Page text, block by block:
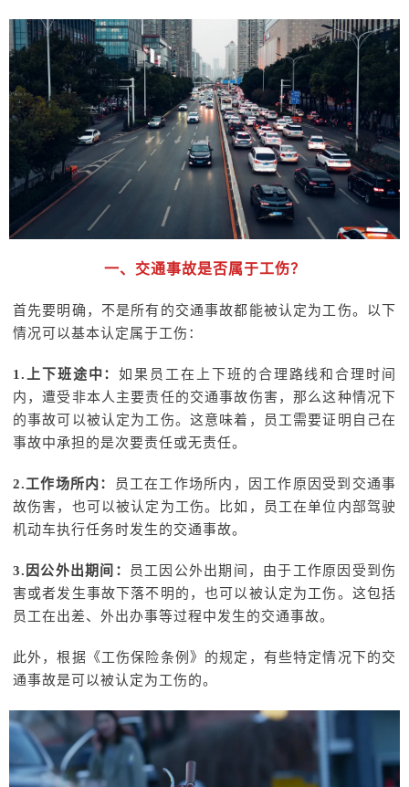
一、交通事故是否属于工伤？
首先要明确，不是所有的交通事故都能被认定为工伤。以下
情况可以基本认定属于工伤：
1.上下班途中：如果员工在上下班的合理路线和合理时间
内，遭受非本人主要责任的交通事故伤害，那么这种情况下
的事故可以被认定为工伤。这意味着，员工需要证明自己在
事故中承担的是次要责任或无责任。
2.工作场所内：
员工在工作场所内，因工作原因受到交通事
故伤害，也可以被认定为工伤。比如，员工在单位内部驾驶
机动车执行任务时发生的交通事故。
3.因公外出期间：
员工因公外出期间，由于工作原因受到伤
害或者发生事故下落不明的，也可以被认定为工伤。这包括
员工在出差、外出办事等过程中发生的交通事故。
此外，根据《工伤保险条例》的规定，有些特定情况下的交
通事故是可以被认定为工伤的。